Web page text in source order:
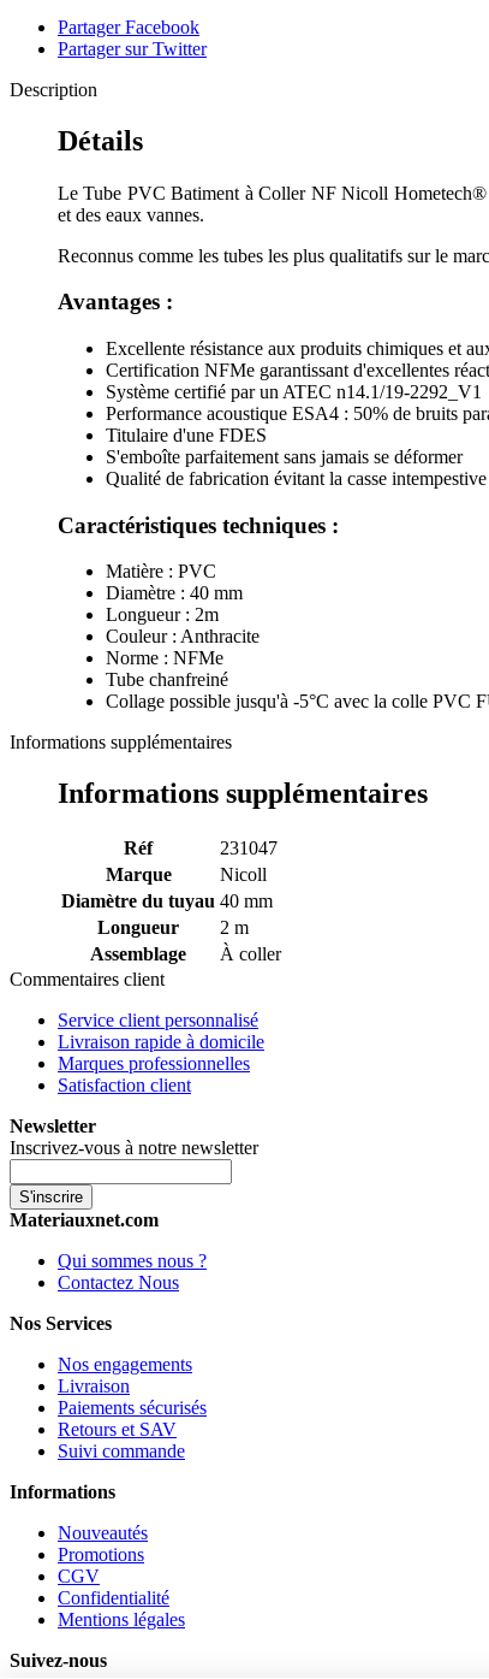
Partager Facebook
Partager sur Twitter
Description
Détails
Le Tube PVC Batiment à Coller NF Nicoll Hometech®
et des eaux vannes.
Reconnus comme les tubes les plus qualitatifs sur le
Avantages :
Excellente résistance aux produits chimiques et
Certification NFMe garantissant d'excellentes
Système certifié par un ATEC n14.1/19-2292_V1
Performance acoustique ESA4 : 50% de bruits
Titulaire d'une FDES
S'emboîte parfaitement sans jamais se déformer
Qualité de fabrication évitant la casse
Caractéristiques techniques :
Matière : PVC
Diamètre : 40 mm
Longueur : 2m
Couleur : Anthracite
Norme : NFMe
Tube chanfreiné
Collage possible jusqu'à -5°C avec la colle PVC
Informations supplémentaires
Informations supplémentaires
Réf
231047
Marque
Nicoll
Diamètre du tuyau 40 mm
Longueur
2 m
Assemblage
À coller
Commentaires client
Service client personnalisé
Livraison rapide à domicile
Marques professionnelles
Satisfaction client
Newsletter
Inscrivez-vous à notre newsletter
S'inscrire
Materiauxnet.com
Qui sommes nous ?
Contactez Nous
Nos Services
Nos engagements
Livraison
Paiements sécurisés
Retours et SAV
Suivi commande
Informations
Nouveautés
Promotions
CGV
Confidentialité
Mentions légales
Suivez-nous